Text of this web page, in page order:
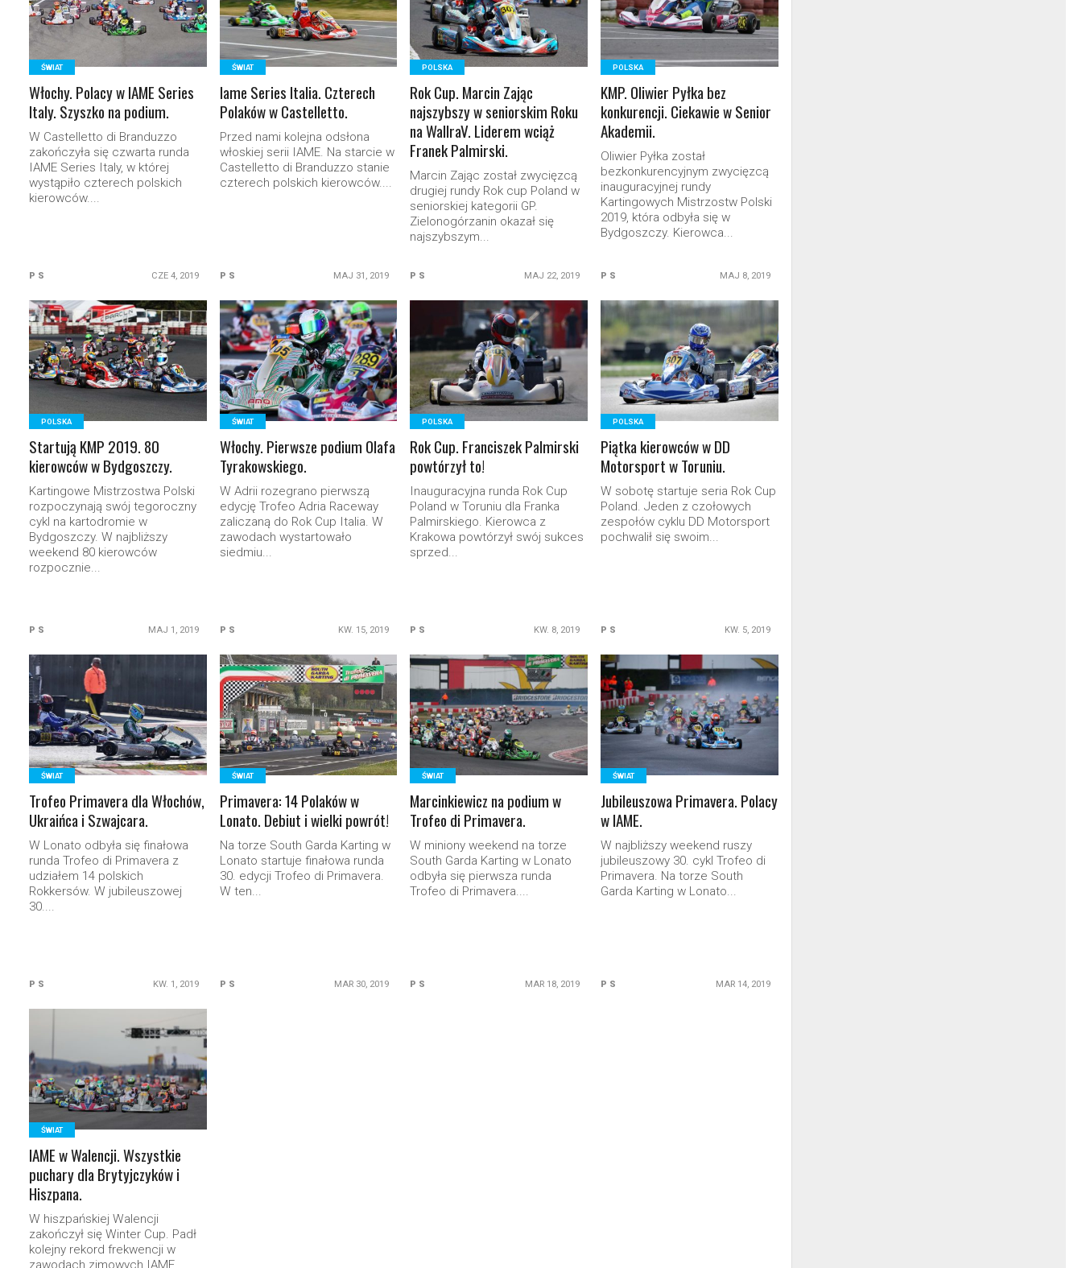
ŚWIAT
Włochy. Polacy w IAME Series
Italy. Szyszko na podium.
W Castelletto di Branduzzo
zakończyła się czwarta runda
IAME Series Italy, w której
wystąpiło czterech polskich
kierowców....
P S CZE 4, 2019
ŚWIAT
Iame Series Italia. Czterech
Polaków w Castelletto.
Przed nami kolejna odsłona
włoskiej serii IAME. Na starcie w
Castelletto di Branduzzo stanie
czterech polskich kierowców....
P S MAJ 31, 2019
POLSKA
Rok Cup. Marcin Zając
najszybszy w seniorskim Roku
na WallraV. Liderem wciąż
Franek Palmirski.
Marcin Zając został zwycięzcą
drugiej rundy Rok cup Poland w
seniorskiej kategorii GP.
Zielonogórzanin okazał się
najszybszym...
P S MAJ 22, 2019
POLSKA
KMP. Oliwier Pyłka bez
konkurencji. Ciekawie w Senior
Akademii.
Oliwier Pyłka został
bezkonkurencyjnym zwycięzcą
inauguracyjnej rundy
Kartingowych Mistrzostw Polski
2019, która odbyła się w
Bydgoszczy. Kierowca...
P S MAJ 8, 2019
READ MORE
POLSKA
Startują KMP 2019. 80
kierowców w Bydgoszczy.
Kartingowe Mistrzostwa Polski
rozpoczynają swój tegoroczny
cykl na kartodromie w
Bydgoszczy. W najbliższy
weekend 80 kierowców
rozpocznie...
P S MAJ 1, 2019
READ MORE
ŚWIAT
Włochy. Pierwsze podium Olafa
Tyrakowskiego.
W Adrii rozegrano pierwszą
edycję Trofeo Adria Raceway
zaliczaną do Rok Cup Italia. W
zawodach wystartowało
siedmiu...
P S KW. 15, 2019
READ MORE
POLSKA
Rok Cup. Franciszek Palmirski
powtórzył to!
Inauguracyjna runda Rok Cup
Poland w Toruniu dla Franka
Palmirskiego. Kierowca z
Krakowa powtórzył swój sukces
sprzed...
P S KW. 8, 2019
READ MORE
POLSKA
Piątka kierowców w DD
Motorsport w Toruniu.
W sobotę startuje seria Rok Cup
Poland. Jeden z czołowych
zespołów cyklu DD Motorsport
pochwalił się swoim...
P S KW. 5, 2019
READ MORE
ŚWIAT
Trofeo Primavera dla Włochów,
Ukraińca i Szwajcara.
W Lonato odbyła się finałowa
runda Trofeo di Primavera z
udziałem 14 polskich
Rokkersów. W jubileuszowej
30....
P S KW. 1, 2019
READ MORE
ŚWIAT
Primavera: 14 Polaków w
Lonato. Debiut i wielki powrót!
Na torze South Garda Karting w
Lonato startuje finałowa runda
30. edycji Trofeo di Primavera.
W ten...
P S MAR 30, 2019
READ MORE
ŚWIAT
Marcinkiewicz na podium w
Trofeo di Primavera.
W miniony weekend na torze
South Garda Karting w Lonato
odbyła się pierwsza runda
Trofeo di Primavera....
P S MAR 18, 2019
READ MORE
ŚWIAT
Jubileuszowa Primavera. Polacy
w IAME.
W najbliższy weekend ruszy
jubileuszowy 30. cykl Trofeo di
Primavera. Na torze South
Garda Karting w Lonato...
P S MAR 14, 2019
READ MORE
ŚWIAT
IAME w Walencji. Wszystkie
puchary dla Brytyjczyków i
Hiszpana.
W hiszpańskiej Walencji
zakończył się Winter Cup. Padł
kolejny rekord frekwencji w
zawodach zimowych IAME.